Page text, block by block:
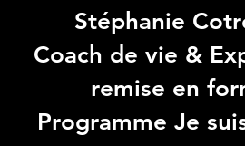
Stéphanie
Coach de vie &
remise en
Programme Je